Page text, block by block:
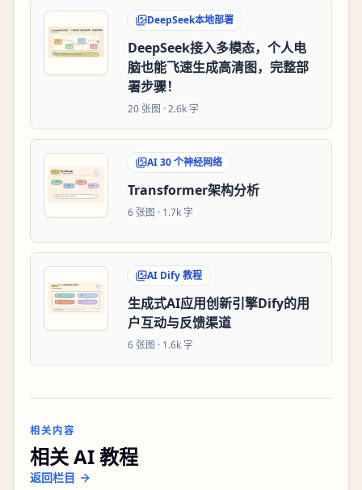
DeepSeek本地部署
DeepSeek接入多模态，个人电
脑也能飞速生成高清图，完整部
署步骤！
20 张图 ·2.6k 字
AI 30 个神经网络
Transformer架构分析
6 张图 · 1.7k 字
AI Dify 教程
生成式AI应用创新引擎Dify的用
户互动与反馈渠道
6 张图 · 1.6k 字
相关内容
相关 AI 教程
返回栏目